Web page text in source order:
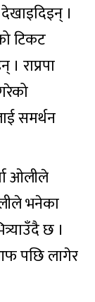
।
टिकट
राप्रपा
समर्थन
ओलीले
भनेका
छ ।
पछि लागेर